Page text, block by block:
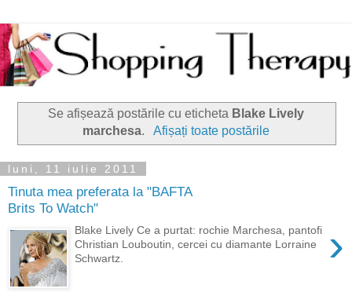
Se afișează postările cu eticheta Blake Lively
marchesa. Afișați toate postările
luni, 11 iulie 2011
Tinuta mea preferata la "BAFTA
Brits To Watch"
›
Blake Lively Ce a purtat: rochie Marchesa, pantofi
Christian Louboutin, cercei cu diamante Lorraine
Schwartz.